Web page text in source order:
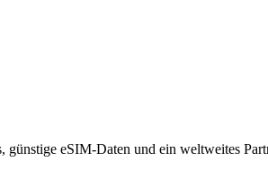
eSIM-Daten und ein weltweites